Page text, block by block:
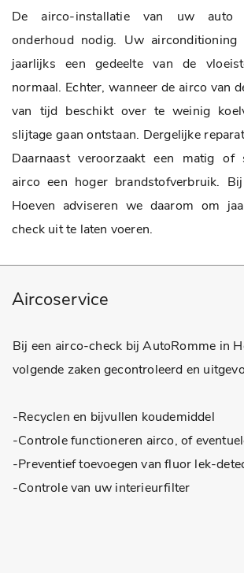
De airco-installatie van uw auto
onderhoud nodig. Uw airconditioning
jaarlijks een gedeelte van de
normaal. Echter, wanneer de airco van
van tijd beschikt over te weinig
slijtage gaan ontstaan. Dergelijke
Daarnaast veroorzaakt een matig of
airco een hoger brandstofverbruik.
Hoeven adviseren we daarom om
check uit te laten voeren.
Aircoservice
Bij een airco-check bij AutoRomme in
volgende zaken gecontroleerd en
-Recyclen en bijvullen koudemiddel
-Controle functioneren airco, of
-Preventief toevoegen van fluor lek-
-Controle van uw interieurfilter